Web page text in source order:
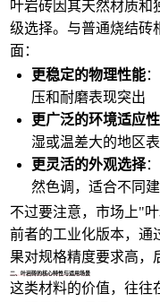
叶岩砖因其天然材质和
级选择。与普通烧结砖
面：
更稳定的物理性能
压和耐磨表现突出
更广泛的环境适应性
湿或温差大的地区
更灵活的外观选择
然色调，适合不同
不过要注意，市场上"
前者的工业化版本，通
果对规格精度要求高，
二、叶岩砖的核心特性与适用场景
这类材料的价值，往往